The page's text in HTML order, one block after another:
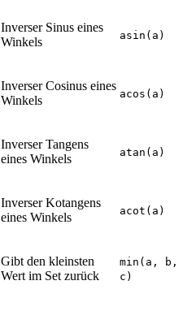
Inverser Sinus eines
Winkels
asin(a)
Inverser Cosinus eines
Winkels
acos(a)
Inverser Tangens
eines Winkels
atan(a)
Inverser Kotangens
eines Winkels
acot(a)
Gibt den kleinsten
Wert im Set zurück
min(a, b,
c)